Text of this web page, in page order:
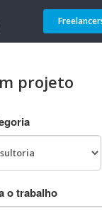
projeto
o trabalho